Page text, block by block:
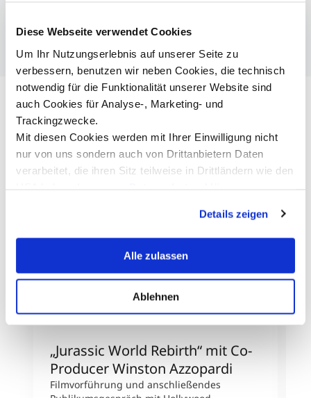
Diese Webseite verwendet Cookies
Um Ihr Nutzungserlebnis auf unserer Seite zu
verbessern, benutzen wir neben Cookies, die technisch
notwendig für die Funktionalität unserer Website sind
auch Cookies für Analyse-, Marketing- und
Trackingzwecke.
Mit diesen Cookies werden mit Ihrer Einwilligung nicht
nur von uns sondern auch von Drittanbietern Daten
verarbeitet, die ihren Sitz teilweise in Drittländern wie den
erklären Ihnen genau, was eine Datenübermittlung in die
USA bedeuten kann.
Details zeigen
Alle zulassen
Ablehnen
machen.
„Jurassic World Rebirth“ mit Co-
Producer Winston Azzopardi
Filmvorführung und anschließendes